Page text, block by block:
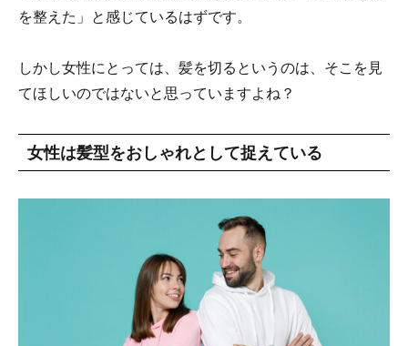
を整えた」と感じているはずです。
しかし女性にとっては、髪を切るというのは、そこを見
てほしいのではないと思っていますよね？
女性は髪型をおしゃれとして捉えている